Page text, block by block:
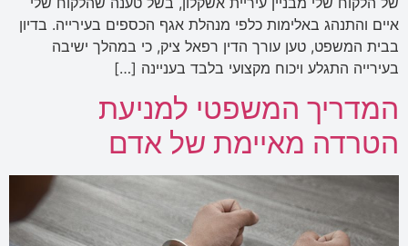
איים והתנהג באלימות כלפי מנהלת אגף הכספים בעירייה. בדיון
בבית המשפט, טען עורך הדין רפאל ציק, כי במהלך ישיבה
בעירייה התגלע ויכוח מקצועי בלבד בעניינה […]
המדריך המשפטי למניעת
הטרדה מאיימת של אדם